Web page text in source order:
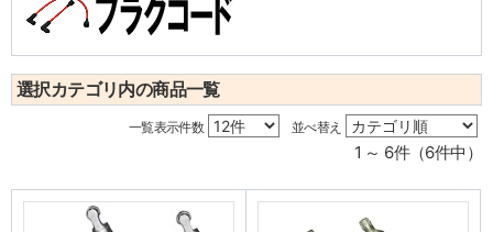
選択カテゴリ内の商品一覧
一覧表示件数 並べ替え
1 ～ 6件（6件中）